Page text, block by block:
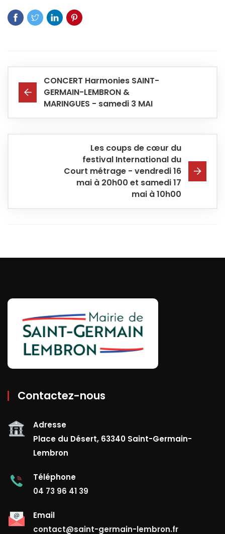
CONCERT Harmonies SAINT-
GERMAIN-LEMBRON &
MARINGUES - samedi 3 MAI
Les coups de cœur du
festival International du
Court métrage - vendredi 16
mai à 20h00 et samedi 17
mai à 10h00
Contactez-nous
Adresse
Place du Désert, 63340 Saint-Germain-
Lembron
Téléphone
04 73 96 41 39
Email
contact@saint-germain-lembron.fr